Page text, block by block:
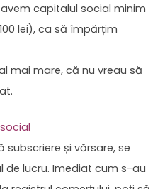
capitalul social minim
lei), ca să împărțim
mai mare, că nu vreau să
subscriere și vărsare, se
lucru. Imediat cum s-au